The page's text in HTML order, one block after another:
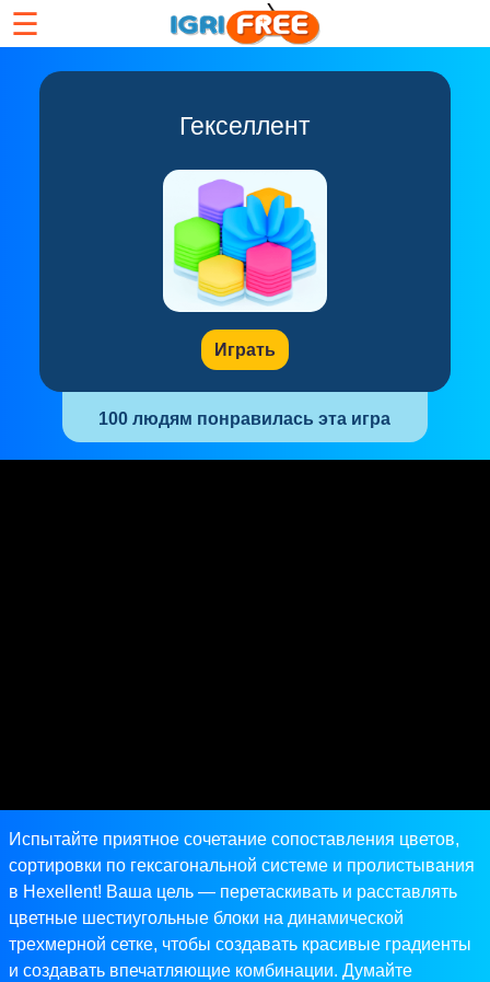
☰
Гекселлент
Играть
100 людям понравилась эта игра
Испытайте приятное сочетание сопоставления цветов,
сортировки по гексагональной системе и пролистывания
в Hexellent! Ваша цель — перетаскивать и расставлять
цветные шестиугольные блоки на динамической
трехмерной сетке, чтобы создавать красивые градиенты
и создавать впечатляющие комбинации. Думайте